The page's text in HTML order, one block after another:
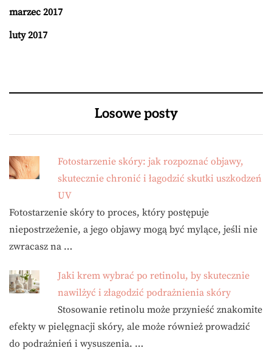
marzec 2017
luty 2017
Losowe posty
Fotostarzenie skóry: jak rozpoznać objawy,
skutecznie chronić i łagodzić skutki uszkodzeń
UV
Fotostarzenie skóry to proces, który postępuje
niepostrzeżenie, a jego objawy mogą być mylące, jeśli nie
zwracasz na …
Jaki krem wybrać po retinolu, by skutecznie
nawilżyć i złagodzić podrażnienia skóry
Stosowanie retinolu może przynieść znakomite
efekty w pielęgnacji skóry, ale może również prowadzić
do podrażnień i wysuszenia. …